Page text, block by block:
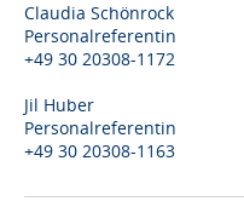
Claudia Schönrock
Personalreferentin
+49 30 20308-1172
Jil Huber
Personalreferentin
+49 30 20308-1163